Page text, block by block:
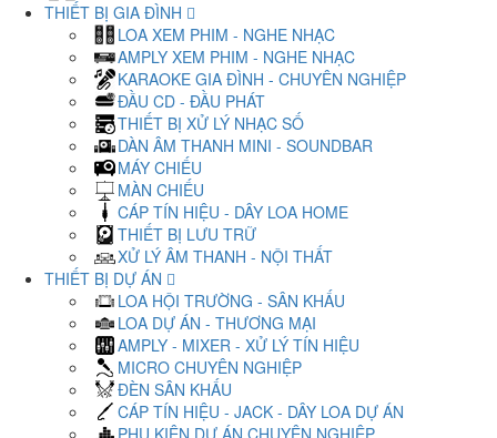
THIẾT BỊ GIA ĐÌNH
LOA XEM PHIM - NGHE NHẠC
AMPLY XEM PHIM - NGHE NHẠC
KARAOKE GIA ĐÌNH - CHUYÊN NGHIỆP
ĐẦU CD - ĐẦU PHÁT
THIẾT BỊ XỬ LÝ NHẠC SỐ
DÀN ÂM THANH MINI - SOUNDBAR
MÁY CHIẾU
MÀN CHIẾU
CÁP TÍN HIỆU - DÂY LOA HOME
THIẾT BỊ LƯU TRỮ
XỬ LÝ ÂM THANH - NỘI THẤT
THIẾT BỊ DỰ ÁN
LOA HỘI TRƯỜNG - SÂN KHẤU
LOA DỰ ÁN - THƯƠNG MẠI
AMPLY - MIXER - XỬ LÝ TÍN HIỆU
MICRO CHUYÊN NGHIỆP
ĐÈN SÂN KHẤU
CÁP TÍN HIỆU - JACK - DÂY LOA DỰ ÁN
PHỤ KIỆN DỰ ÁN CHUYÊN NGHIỆP